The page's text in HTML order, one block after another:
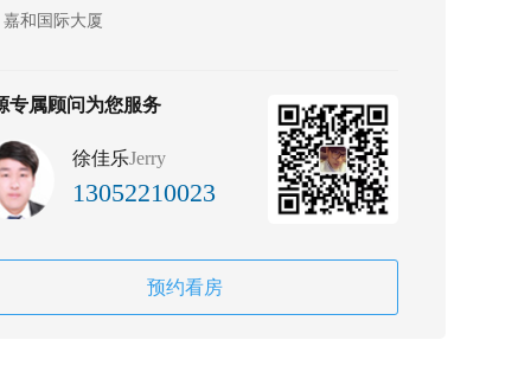
嘉和国际大厦
专属顾问为您服务
徐佳乐Jerry
13052210023
预约看房